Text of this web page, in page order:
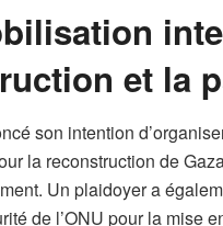
et la
son intention
la reconstruction de
Un plaidoyer a
de l’ONU pour la mise